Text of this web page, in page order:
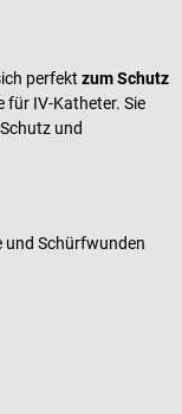
perfekt zum Schutz
für IV-Katheter. Sie
und
und Schürfwunden